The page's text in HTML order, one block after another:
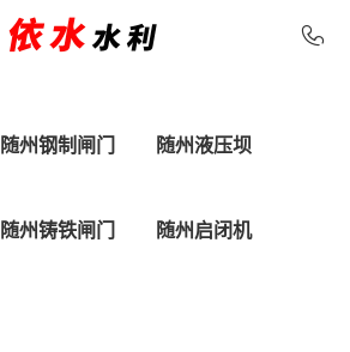
随州钢制闸门 随州液压坝
随州铸铁闸门 随州启闭机